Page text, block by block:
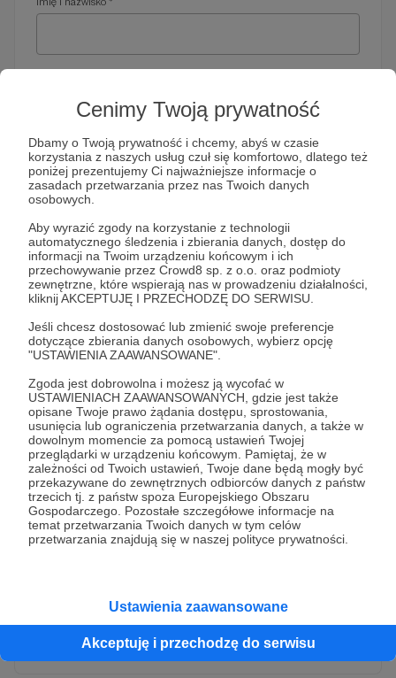
Cenimy Twoją prywatność
Dbamy o Twoją prywatność i chcemy, abyś w czasie
korzystania z naszych usług czuł się komfortowo, dlatego też
poniżej prezentujemy Ci najważniejsze informacje o
zasadach przetwarzania przez nas Twoich danych
osobowych.
Aby wyrazić zgody na korzystanie z technologii
automatycznego śledzenia i zbierania danych, dostęp do
informacji na Twoim urządzeniu końcowym i ich
przechowywanie przez Crowd8 sp. z o.o. oraz podmioty
zewnętrzne, które wspierają nas w prowadzeniu działalności,
kliknij AKCEPTUJĘ I PRZECHODZĘ DO SERWISU.
Jeśli chcesz dostosować lub zmienić swoje preferencje
dotyczące zbierania danych osobowych, wybierz opcję
"USTAWIENIA ZAAWANSOWANE".
Zgoda jest dobrowolna i możesz ją wycofać w
USTAWIENIACH ZAAWANSOWANYCH, gdzie jest także
opisane Twoje prawo żądania dostępu, sprostowania,
usunięcia lub ograniczenia przetwarzania danych, a także w
dowolnym momencie za pomocą ustawień Twojej
przeglądarki w urządzeniu końcowym. Pamiętaj, że w
zależności od Twoich ustawień, Twoje dane będą mogły być
przekazywane do zewnętrznych odbiorców danych z państw
trzecich tj. z państw spoza Europejskiego Obszaru
Gospodarczego. Pozostałe szczegółowe informacje na
temat przetwarzania Twoich danych w tym celów
przetwarzania znajdują się w naszej polityce prywatności.
Ustawienia zaawansowane
Akceptuję i przechodzę do serwisu
Telefon *
dodatkowe pytania
Treść wiadomości *
* Wyrażam zgodę na przetwarzanie moich danych
osobowych przez Patronite
Administratorem Twoich danych osobowych jest Crowd8 sp. z o.o.
z siedziba w Warszawie, ul. Żwirki i Wigury 16, 02-092 Warszawa.
Twoje dane osobowe będą przetwarzane w szczególności w celu
wykonania umowy zawartej z Tobą, w tym do umożliwienia
Gwarantujemy spełnienie wszystkich Twoich praw wynikających
z ogólnego rozporządzenia o ochronie danych, tj. prawo dostępu,
sprostowania oraz usunięcia Twoich danych, ograniczenia ich
rozwiń zgodę
Wyślij zgłoszenie